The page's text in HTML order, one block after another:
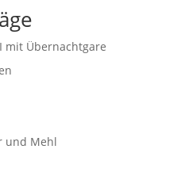
mit Übernachtgare
und Mehl